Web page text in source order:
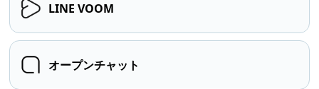
LINE VOOM
オープンチャット